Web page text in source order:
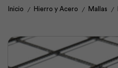
Inicio / Hierro y Acero / Mallas /